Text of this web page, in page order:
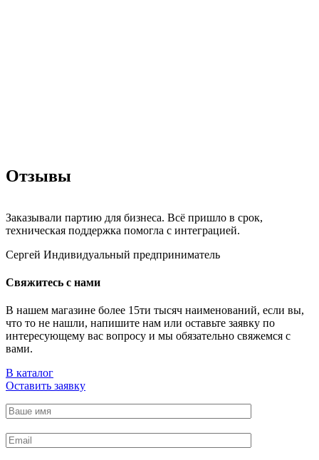
Отзывы
Заказывали партию для бизнеса. Всё пришло в срок,
техническая поддержка помогла с интеграцией.
Сергей Индивидуальный предприниматель
Свяжитесь с нами
В нашем магазине более 15ти тысяч наименований, если вы,
что то не нашли, напишите нам или оставьте заявку по
интересующему вас вопросу и мы обязательно свяжемся с
вами.
В каталог
Оставить заявку